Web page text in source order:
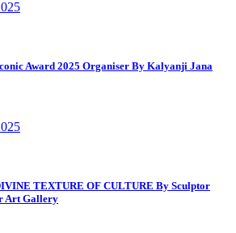
Award 2025 Organiser By Kalyanji Jana
TEXTURE OF CULTURE By Sculptor
Art Gallery